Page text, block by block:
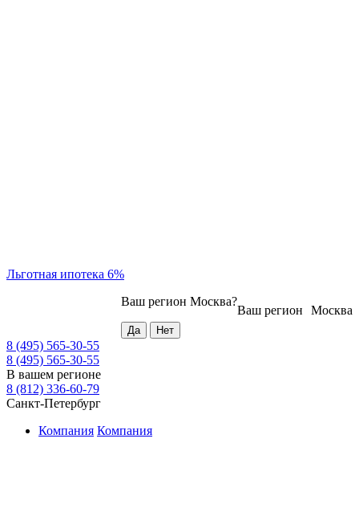
Льготная ипотека 6%
Москва
Ваш регион
Ваш регион Москва?
8 (495) 565-30-55
8 (495) 565-30-55
В вашем регионе
8 (812) 336-60-79
Санкт-Петербург
Компания Компания